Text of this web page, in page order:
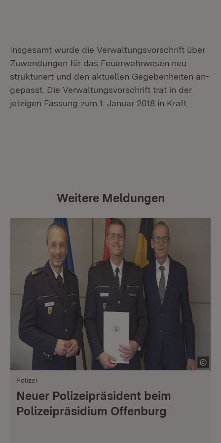
Insgesamt wurde die Verwaltungsvorschrift über
Zuwendungen für das Feuerwehrwesen neu
strukturiert und den aktuellen Gegebenheiten an-
gepasst. Die Verwaltungsvorschrift trat in der
jetzigen Fassung zum 1. Januar 2018 in Kraft.
Weitere Meldungen
Polizei
Neuer Polizeipräsident beim
Polizeipräsidium Offenburg